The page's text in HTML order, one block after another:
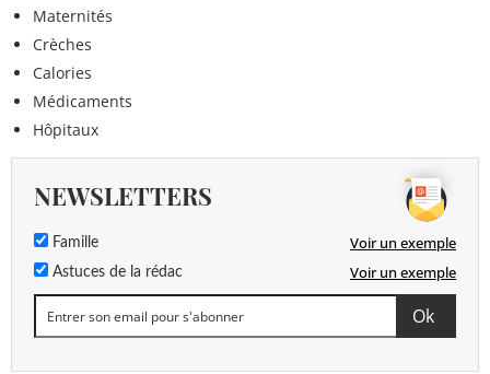
Maternités
Crèches
Calories
Médicaments
Hôpitaux
NEWSLETTERS
Famille Voir un exemple
Astuces de la rédac Voir un exemple